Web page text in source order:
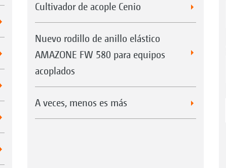
Cultivador de acople Cenio
Nuevo rodillo de anillo elástico
AMAZONE FW 580 para equipos
acoplados
A veces, menos es más